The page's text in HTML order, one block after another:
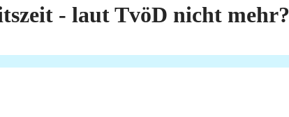
- laut TvöD nicht mehr?